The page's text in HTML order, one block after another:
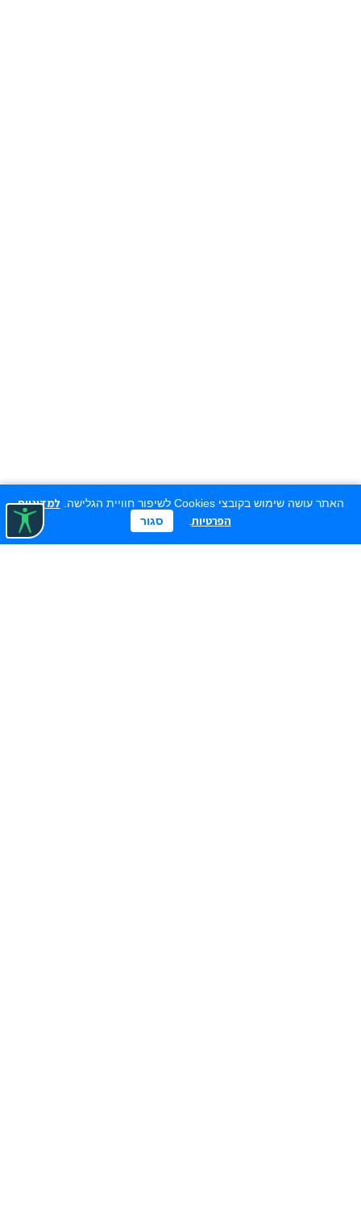
האתר עושה שימוש בקובצי Cookies לשיפור חוויית הגלישה.
למדיניות
הפרטיות
סגור